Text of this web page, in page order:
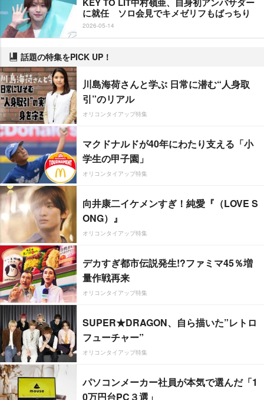
に就任 ソロ会見でキメゼリフもばっちり
2026-05-14
話題の特集をPICK UP！
川島海荷さんと学ぶ 日常に潜む“人身取
引”のリアル
オリコンタイアップ特集
マクドナルドが40年にわたり支える「小
学生の甲子園」
オリコンタイアップ特集
向井康二イケメンすぎ！純愛『（LOVE S
ONG）』
オリコンタイアップ特集
デカすぎ都市伝説発生!?ファミマ45％増
量作戦再来
オリコンタイアップ特集
SUPER★DRAGON、自ら描いた”レトロ
フューチャー”
オリコンタイアップ特集
パソコンメーカー社員が本気で選んだ「1
0万円台PC３選」